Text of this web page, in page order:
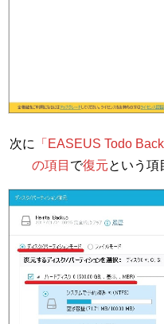
次に 「EASEUS Todo
の項目 で復元という項